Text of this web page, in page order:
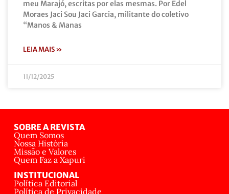
meu Marajó, escritas por elas mesmas. Por Edel
Moraes Jaci Sou Jaci Garcia, militante do coletivo
“Manos & Manas
LEIA MAIS »
11/12/2025
SOBRE A REVISTA
Quem Somos
Nossa História
Missão e Valores
Quem Faz a Xapuri
INSTITUCIONAL
Política Editorial
Política de Privacidade